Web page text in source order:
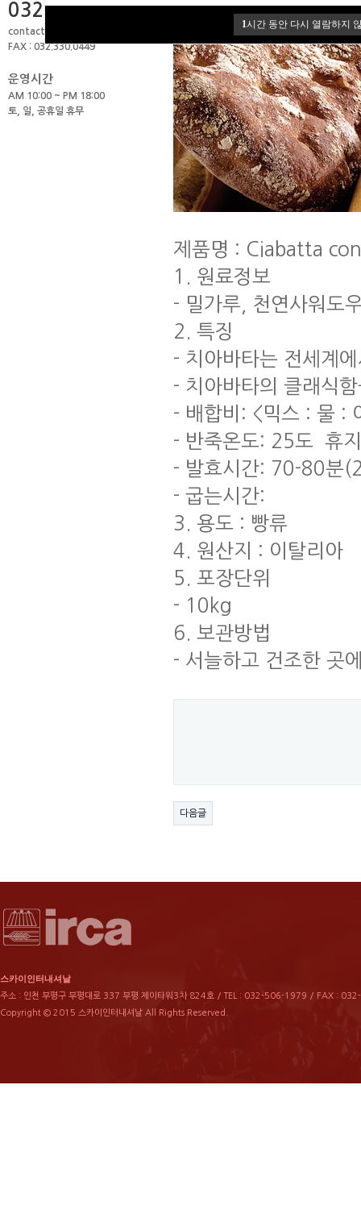
1시간 동안 다시 열람하지
032.506.1979
contact@skyint.co.kr
FAX : 032.330.0449
운영시간
AM 10:00 ~ PM 18:00
토, 일, 공휴일 휴무
제품명 : Ciabatta
1. 원료정보
- 밀가루, 천연사워도
2. 특징
- 치아바타는 전세계
- 치아바타의 클래식
- 배합비: <믹스 : 물
- 반죽온도: 25도 휴
- 발효시간: 70-80분
- 굽는시간:
3. 용도 : 빵류
4. 원산지 : 이탈리아
5. 포장단위
- 10kg
6. 보관방법
- 서늘하고 건조한 곳
다음글
스카이인터내셔날
주소 : 인천 부평구 부평대로 337 부평 제이타워3차 824호 / TEL : 032-506-1979 / FAX :
Copyright © 2015 스카이인터내셔날 All Rights Reserved.